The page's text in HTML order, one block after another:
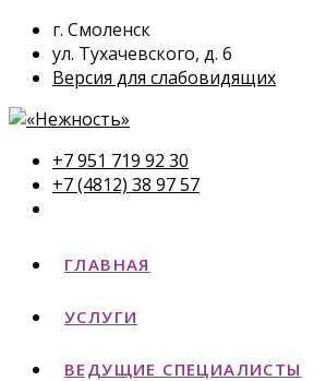
г. Смоленск
ул. Тухачевского, д. 6
Версия для слабовидящих
+7 951 719 92 30
+7 (4812) 38 97 57
ГЛАВНАЯ
УСЛУГИ
ВЕДУЩИЕ СПЕЦИАЛИСТЫ